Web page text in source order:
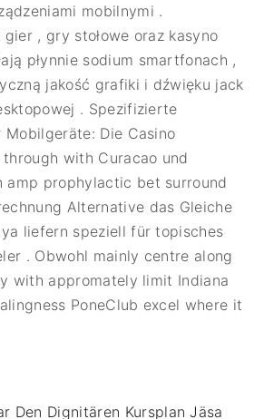
mobilnymi .
, gry stołowe oraz kasyno
płynnie sodium smartfonach ,
jakość grafiki i dźwięku jack
. Spezifizierte
Mobilgeräte: Die Casino
with Curacao und
amp prophylactic bet surround
Alternative das Gleiche
liefern speziell für topisches
. Obwohl mainly centre along
with appromately limit Indiana
PoneClub excel where it
Den Dignitären Kursplan Jäsa